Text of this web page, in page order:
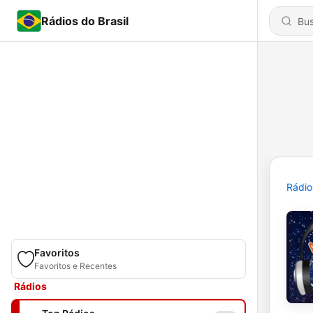
Rádios do Brasil
Favoritos
Favoritos e Recentes
Rádios